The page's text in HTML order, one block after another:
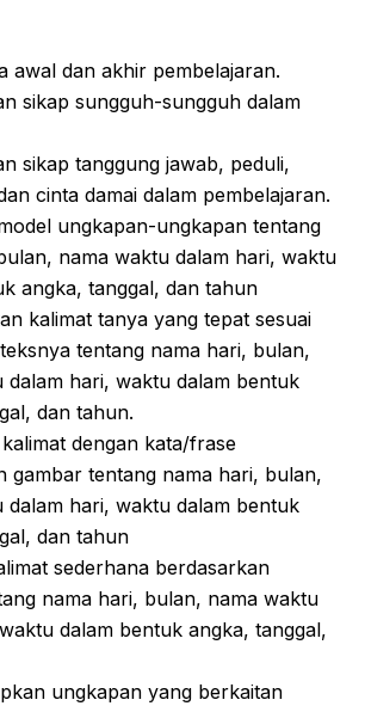
awal dan akhir pembelajaran.
sikap sungguh-sungguh dalam
sikap tanggung jawab, peduli,
cinta damai dalam pembelajaran.
ungkapan-ungkapan tentang
nama waktu dalam hari, waktu
angka, tanggal, dan tahun
kalimat tanya yang tepat sesuai
tentang nama hari, bulan,
dalam hari, waktu dalam bentuk
dan tahun.
dengan kata/frase
gambar tentang nama hari, bulan,
dalam hari, waktu dalam bentuk
dan tahun
sederhana berdasarkan
nama hari, bulan, nama waktu
dalam bentuk angka, tanggal,
ungkapan yang berkaitan